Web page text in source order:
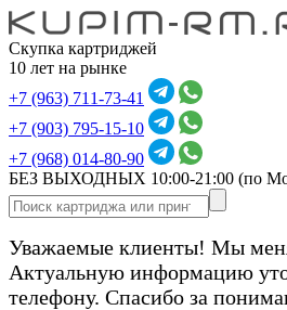
Скупка картриджей
10 лет на рынке
+7 (963) 711-73-41
+7 (903) 795-15-10
+7 (968) 014-80-90
БЕЗ ВЫХОДНЫХ 10:00-21:00 (по
Уважаемые клиенты! Мы
Актуальную информацию
телефону. Спасибо за